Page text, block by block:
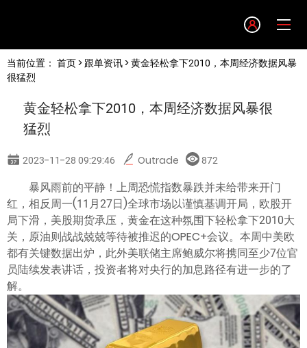
English
简体中文
한글
日本語
Tiếng việt
ไทย
当前位置： 首页> 跟单资讯> 黄金轻松拿下2010，本周经济数据风暴
很猛烈
黄金轻松拿下2010，本周经济数据风暴很
猛烈
2023-11-28 09:29:46 Outrade 872
暴风雨前的平静！上周恐慌指数暴跌并未给带来开门
红，相反周一(11月27日)全球市场以谨慎基调开局，欧股开
局下滑，美股期货承压，黄金在这种氛围下轻松拿下2010大
关，原油则战战兢兢等待被推迟的OPEC+会议。本周中美欧
都有关键数据出炉，此外美联储主席鲍威尔将携同至少7位官
员陆续发表讲话，投资者将对央行的加息路径有进一步的了
解。